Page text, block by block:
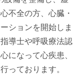
不全の方、心臓・
ションを開始しま
導士や呼吸療法認
になって心疾患、
っております。